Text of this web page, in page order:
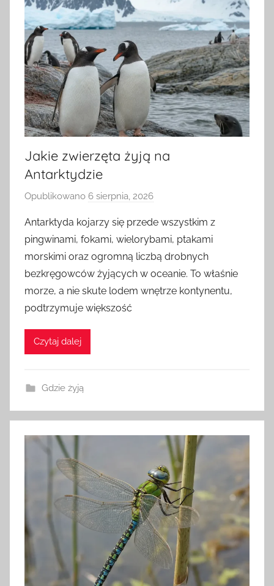
Jakie zwierzęta żyją na
Antarktydzie
Opublikowano 6 sierpnia, 2026
z
e
z
a
d
Antarktyda kojarzy się przede wszystkim z
pingwinami, fokami, wielorybami, ptakami
morskimi oraz ogromną liczbą drobnych
bezkręgowców żyjących w oceanie. To właśnie
morze, a nie skute lodem wnętrze kontynentu,
podtrzymuje większość
Czytaj dalej
Gdzie żyją